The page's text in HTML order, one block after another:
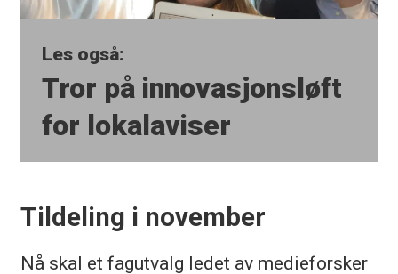
Les også:
Tror på innovasjonsløft
for lokalaviser
Tildeling i november
Nå skal et fagutvalg ledet av medieforsker